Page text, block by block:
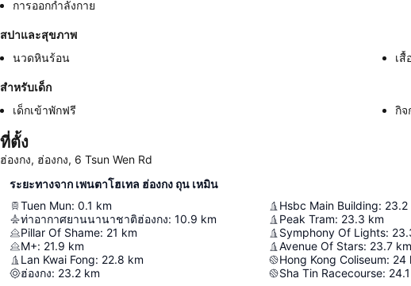
การออกกำลังกาย
สปาและสุขภาพ
นวดหินร้อน
เ
สำหรับเด็ก
เด็กเข้าพักฟรี
กิ
ที่ตั้ง
ฮ่องกง, ฮ่องกง, 6 Tsun Wen Rd
ระยะทางจาก เพนตาโฮเทล ฮ่องกง ถุน เหมิน
Tuen Mun: 0.1 km
ท่าอากาศยานนานาชาติฮ่องกง: 10.9 km
Pillar Of Shame: 21 km
M+: 21.9 km
Lan Kwai Fong: 22.8 km
ฮ่องกง: 23.2 km
Hsbc Main Building: 23.2
Peak Tram: 23.3 km
Symphony Of Lights:
Avenue Of Stars: 23.7 km
Hong Kong Coliseum: 24
Sha Tin Racecourse: 24.1